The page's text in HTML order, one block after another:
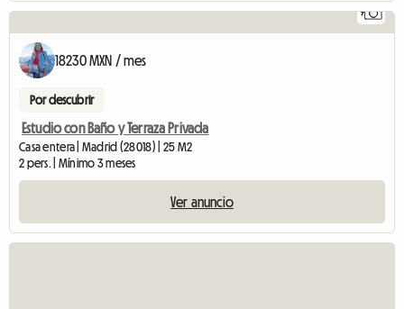
9
18230 MXN / mes
Por descubrir
Estudio con Baño y Terraza Privada
Casa entera | Madrid (28018) | 25 M2
2 pers. | Mínimo 3 meses
Ver anuncio